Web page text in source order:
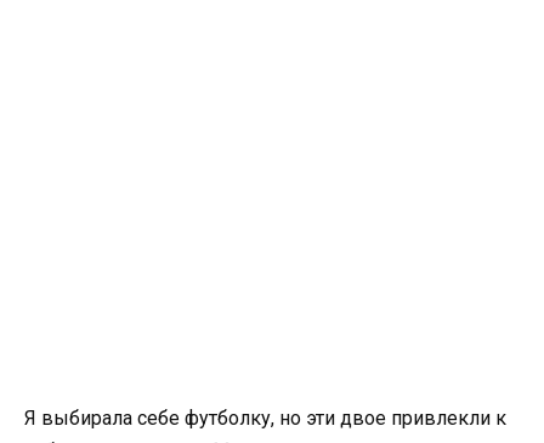
Я выбирала себе футболку, но эти двое привлекли к